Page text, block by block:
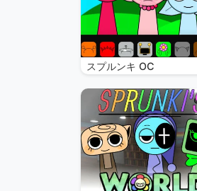
スプルンキ OC